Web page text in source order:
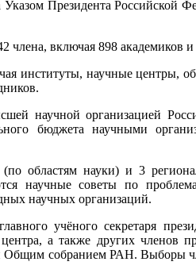
Президента Российской
члена, включая 898 академиков
институты, научные центры,
научной организацией
бюджета научными
областям науки) и 3
научные советы по
научных организаций.
учёного секретаря
центра, а также других
Общим собранием РАН. Выборы